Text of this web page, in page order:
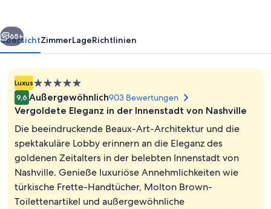
Lobby
Weiter
65+
ÜbersichtZimmerLageRichtlinien
Luxus5.0-
Sterne-
Unterkunft
9,6 Außergewöhnlich903 Bewertungen
Vergoldete Eleganz in der Innenstadt von Nashville
Die beeindruckende Beaux-Art-Architektur und die
spektakuläre Lobby erinnern an die Eleganz des
goldenen Zeitalters in der belebten Innenstadt von
Nashville. Genieße luxuriöse Annehmlichkeiten wie
türkische Frette-Handtücher, Molton Brown-
Toilettenartikel und außergewöhnliche